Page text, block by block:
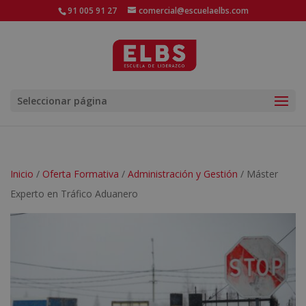
91 005 91 27 comercial@escuelaelbs.com
Seleccionar página
Inicio / Oferta Formativa / Administración y Gestión / Máster
Experto en Tráfico Aduanero